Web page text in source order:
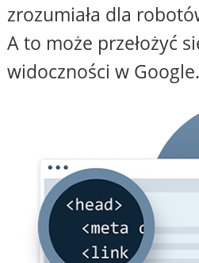
zrozumiała dla
A to może przełożyć
widoczności w Google.